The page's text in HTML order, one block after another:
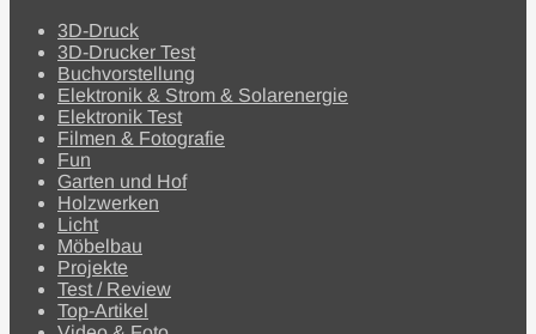
3D-Druck
3D-Drucker Test
Buchvorstellung
Elektronik & Strom & Solarenergie
Elektronik Test
Filmen & Fotografie
Fun
Garten und Hof
Holzwerken
Licht
Möbelbau
Projekte
Test / Review
Top-Artikel